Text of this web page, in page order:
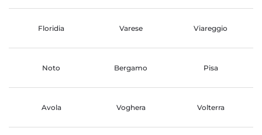
Floridia Varese Viareggio
Noto Bergamo Pisa
Avola Voghera Volterra